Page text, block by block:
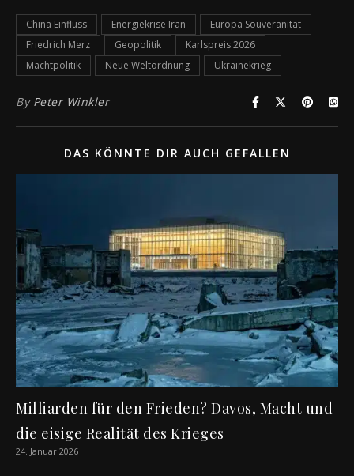
China Einfluss Energiekrise Iran
Europa Souveränität
Friedrich Merz
Geopolitik
Karlspreis 2026
Machtpolitik
Neue Weltordnung Ukrainekrieg
By Peter Winkler
DAS KÖNNTE DIR AUCH GEFALLEN
Milliarden für den Frieden? Davos, Macht und
die eisige Realität des Krieges
24. Januar 2026